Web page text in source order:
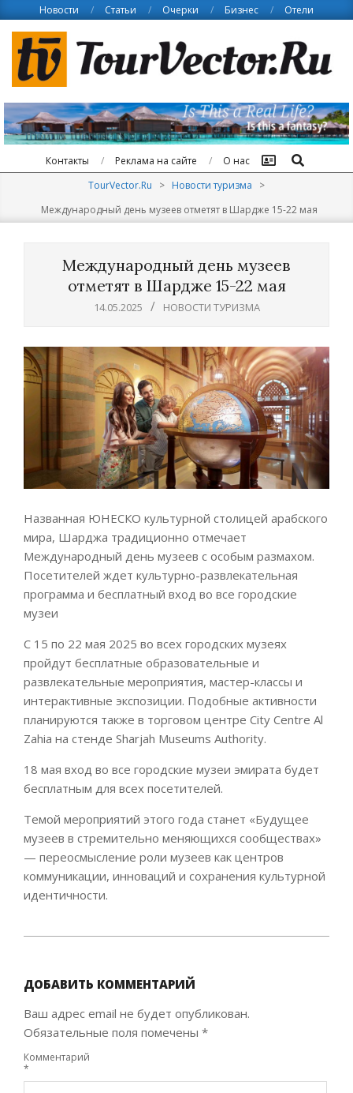
content
Новости Статьи Очерки Бизнес Отели
Контакты Реклама на сайте О нас Поиск
TourVector.Ru > Новости туризма
>
Международный день музеев отметят в Шардже 15-22 мая
Международный день музеев
отметят в Шардже 15-22 мая
14.05.2025 НОВОСТИ ТУРИЗМА
Названная ЮНЕСКО культурной столицей арабского
мира, Шарджа традиционно отмечает
Международный день музеев с особым размахом.
Посетителей ждет культурно-развлекательная
программа и бесплатный вход во все городские
музеи
С 15 по 22 мая 2025 во всех городских музеях
пройдут бесплатные образовательные и
развлекательные мероприятия, мастер-классы и
интерактивные экспозиции. Подобные активности
планируются также в торговом центре City Centre Al
Zahia на стенде Sharjah Museums Authority.
18 мая вход во все городские музеи эмирата будет
бесплатным для всех посетителей.
Темой мероприятий этого года станет «Будущее
музеев в стремительно меняющихся сообществах»
— переосмысление роли музеев как центров
коммуникации, инноваций и сохранения культурной
идентичности.
14
ДОБАВИТЬ КОММЕНТАРИЙ
Ваш адрес email не будет опубликован.
Обязательные поля помечены *
Комментарий
*